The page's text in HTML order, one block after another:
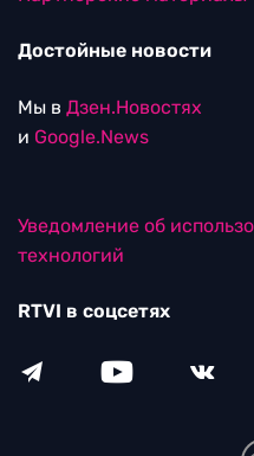
Достойные новости
Мы в Дзен.Новостях
и Google.News
Уведомление об
технологий
RTVI в соцсетях